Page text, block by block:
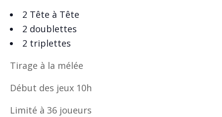
2 Tête à Tête
2 doublettes
2 triplettes
Tirage à la mélée
Début des jeux 10h
Limité à 36 joueurs